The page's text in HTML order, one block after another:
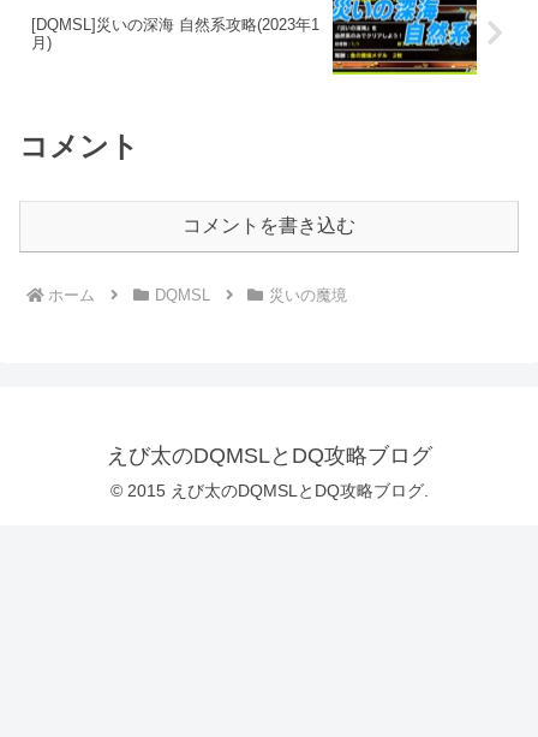
[DQMSL]災いの深海 自然系攻略(2023年1
月)
コメント
コメントを書き込む
ホーム DQMSL 災いの魔境
えび太のDQMSLとDQ攻略ブログ
© 2015 えび太のDQMSLとDQ攻略ブログ.